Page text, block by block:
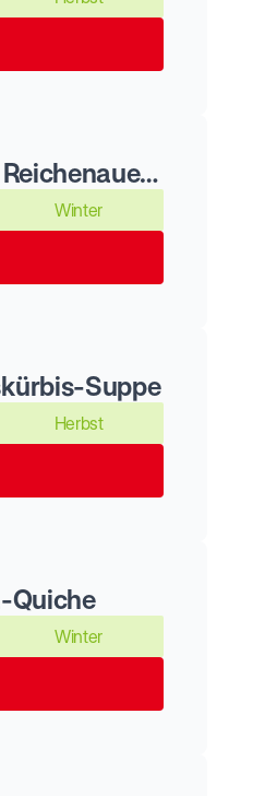
Pastete mit Räucherfisch und Reichenauer Lauch
Winter
Suppe
Herbst
Quiche
Winter